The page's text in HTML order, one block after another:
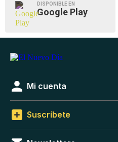
DISPONIBLE EN
Google Play
Mi cuenta
Suscríbete